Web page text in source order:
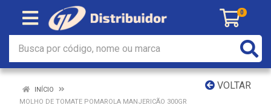
0
VOLTAR
INÍCIO
MOLHO DE TOMATE POMAROLA MANJERICÃO 300GR